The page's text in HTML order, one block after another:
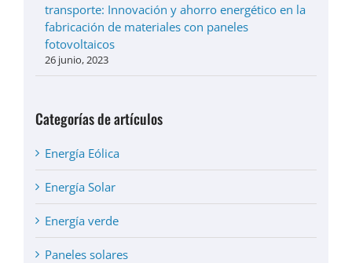
transporte: Innovación y ahorro energético en la
fabricación de materiales con paneles
fotovoltaicos
26 junio, 2023
Categorías de artículos
Energía Eólica
Energía Solar
Energía verde
Paneles solares